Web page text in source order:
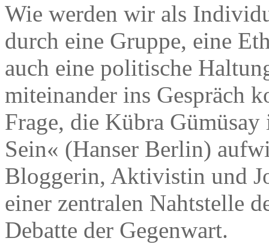
Wie werden wir als
durch eine Gruppe, eine
auch eine politische
miteinander ins Gespräch
Frage, die Kübra
Sein« (Hanser Berlin)
Bloggerin, Aktivistin und
einer zentralen Nahtstelle
Debatte der Gegenwart.